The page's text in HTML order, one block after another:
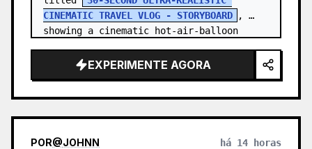
CINEMATIC TRAVEL VLOG - STORYBOARD
,
showing a cinematic hot-air-balloon
EXPERIMENTE AGORA
POR@JOHNN há 14 horas